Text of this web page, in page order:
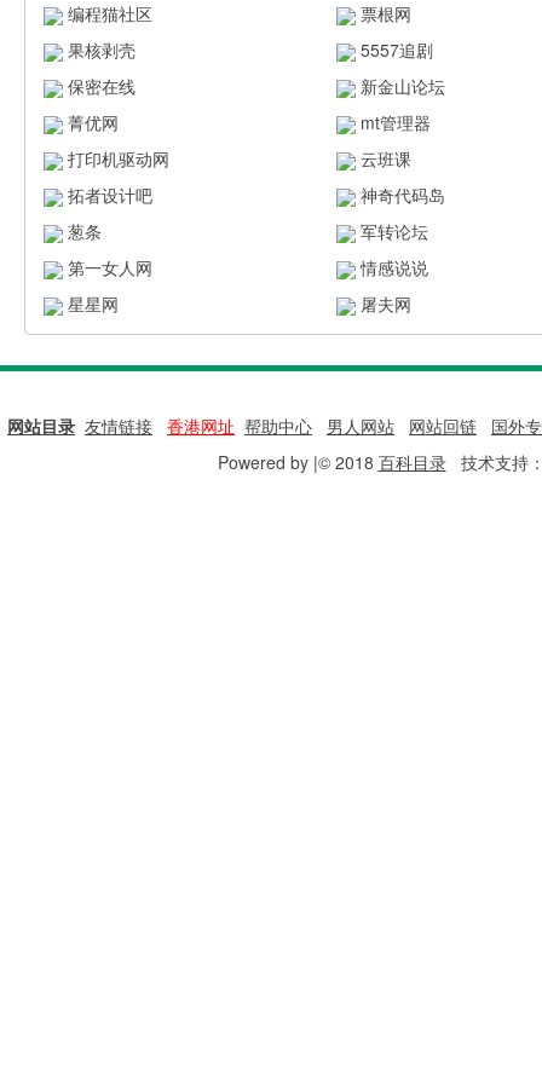
编程猫社区
票根网
果核剥壳
5557追剧
保密在线
新金山论坛
菁优网
mt管理器
打印机驱动网
云班课
拓者设计吧
神奇代码岛
葱条
军转论坛
第一女人网
情感说说
星星网
屠夫网
网站目录 友情链接 香港网址 帮助中心 男人网站 网站回链
国外
Powered by |© 2018 百科目录技术支持